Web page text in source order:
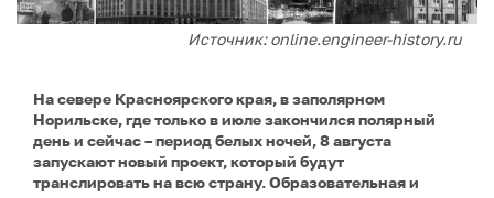
Источник: online.engineer-history.ru
На севере Красноярского края, в заполярном
Норильске, где только в июле закончился полярный
день и сейчас – период белых ночей, 8 августа
запускают новый проект, который будут
транслировать на всю страну. Образовательная и